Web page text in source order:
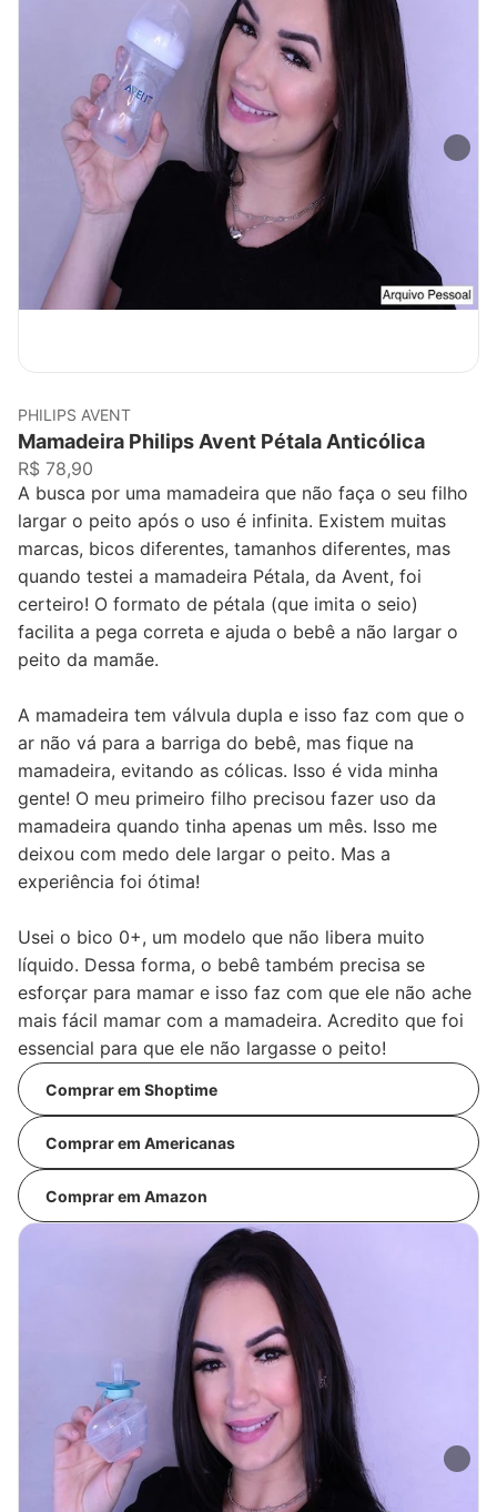
PHILIPS AVENT
Mamadeira Philips Avent Pétala Anticólica
R$ 78,90
A busca por uma mamadeira que não faça o seu filho
largar o peito após o uso é infinita. Existem muitas
marcas, bicos diferentes, tamanhos diferentes, mas
quando testei a mamadeira Pétala, da Avent, foi
certeiro! O formato de pétala (que imita o seio)
facilita a pega correta e ajuda o bebê a não largar o
peito da mamãe.
A mamadeira tem válvula dupla e isso faz com que o
ar não vá para a barriga do bebê, mas fique na
mamadeira, evitando as cólicas. Isso é vida minha
gente! O meu primeiro filho precisou fazer uso da
mamadeira quando tinha apenas um mês. Isso me
deixou com medo dele largar o peito. Mas a
experiência foi ótima!
Usei o bico 0+, um modelo que não libera muito
líquido. Dessa forma, o bebê também precisa se
esforçar para mamar e isso faz com que ele não ache
mais fácil mamar com a mamadeira. Acredito que foi
essencial para que ele não largasse o peito!
Comprar em Shoptime
Comprar em Americanas
Comprar em Amazon